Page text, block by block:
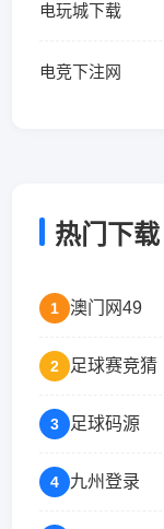
电玩城下载
电竞下注网
热门下载
1 澳门网49
2 足球赛竞猜
3 足球码源
4 九州登录